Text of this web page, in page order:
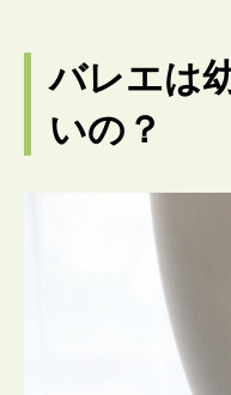
バレエは
いの？